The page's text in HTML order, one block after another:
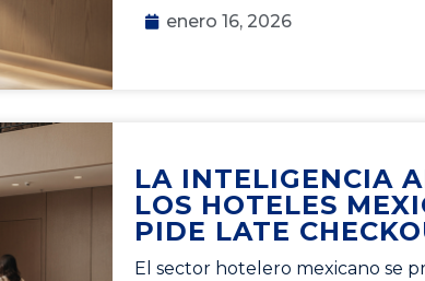
enero 16, 2026
LA INTELIGENCIA
LOS HOTELES
PIDE LATE
El sector hotelero mexicano se